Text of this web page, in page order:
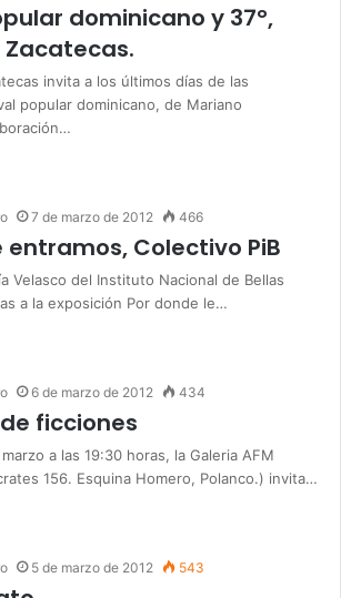
dominicano y 37°,
invita a los últimos días de las
popular dominicano, de Mariano
7 de marzo de 2012 466
entramos, Colectivo PiB
Velasco del Instituto Nacional de Bellas
a la exposición Por donde le…
6 de marzo de 2012 434
ficciones
a las 19:30 horas, la Galeria AFM
156. Esquina Homero, Polanco.) invita…
5 de marzo de 2012 543